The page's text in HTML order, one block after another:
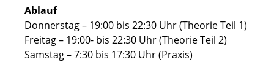
Ablauf
Donnerstag – 19:00 bis 22:30 Uhr (Theorie Teil 1)
Freitag – 19:00- bis 22:30 Uhr (Theorie Teil 2)
Samstag – 7:30 bis 17:30 Uhr (Praxis)